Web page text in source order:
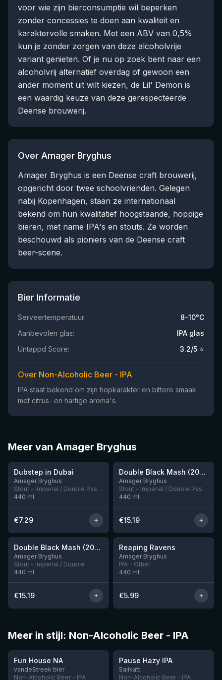
voor wie zijn bierconsumptie wil beperken
zonder concessies te doen aan kwaliteit en
karaktervolle smaken. Met een ABV van 0,5%
kun je zonder zorgen van deze alcoholvrije
variant genieten. Of je nu op zoek bent naar een
alcoholvrij alternatief overdag of gewoon een
ander moment uit wilt kiezen, de Lil' Demon is
een waardig keuze van deze gerespecteerde
Deense brouwerij.
Over Amager Bryghus
Amager Bryghus is een Deense craft brouwerij,
opgericht door twee schoolvrienden. Gelegen
nabij Kopenhagen, staan ze internationaal
bekend om hun kwalitatief hoogstaande, hoppige
bieren, met name IPA's en stouts. Ze worden
beschouwd als pioniers van de Deense craft
beer-scene.
Bier Informatie
Serveertemperatuur:
8-10°C
Aanbevolen glas:
IPA glas
Untappd Score:
3.2/5 ⭐
Over Non-Alcoholic Beer - IPA
IPA staat bekend om zijn hopkarakter en bittere smaak
met citrus- en hartige aroma's.
Meer van Amager Bryghus
★3.9
Dubstep in Dubai
Amager Bryghus
Stout - Imperial / Double Pastry
440 ml
€7.29
Nog 6
★4.23
Double Black Mash (2026) Maple Syrup
Amager Bryghus
Stout - Imperial / Double Pastry
440 ml
€15.19
Nog 6
★ 4.08
Double Black Mash (2026) Madeira
Amager Bryghus
Stout - Imperial / Double
440 ml
€15.19
★ 3.61
Reaping Ravens
Amager Bryghus
IPA - Other
440 ml
€5.99
Meer in stijl: Non-Alcoholic Beer - IPA
Fun House NA
vandeStreek bier
Non-Alcoholic Beer - IPA
Pause Hazy IPA
Salikatt
Non-Alcoholic Beer - IPA